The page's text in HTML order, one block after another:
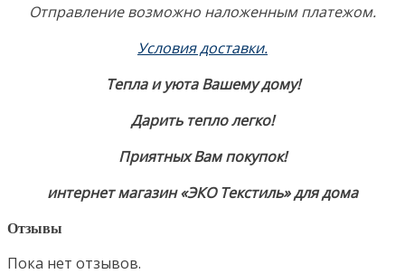
Отправление возможно наложенным платежом.
Условия доставки.
Тепла и уюта Вашему дому!
Дарить тепло легко!
Приятных Вам покупок!
интернет магазин «ЭКО Текстиль» для дома
Отзывы
Пока нет отзывов.